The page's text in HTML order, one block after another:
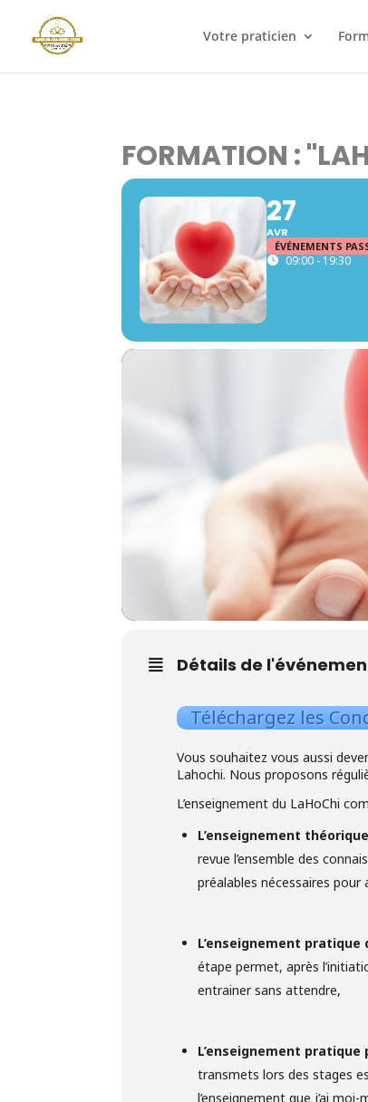
Votre praticien
FORMATION :
27
AVR
ÉVÉNEMENTS
09:00 - 19:30
Détails de
Téléchargez les
Vous souhaitez vous aussi
Lahochi. Nous proposons
L’enseignement du LaHoChi
L’enseignement
revue l’ensemble des
préalables nécessaires
L’enseignement
étape permet, après
entrainer sans attendre,
L’enseignement
transmets lors des stages
l’enseignement que j’ai moi-